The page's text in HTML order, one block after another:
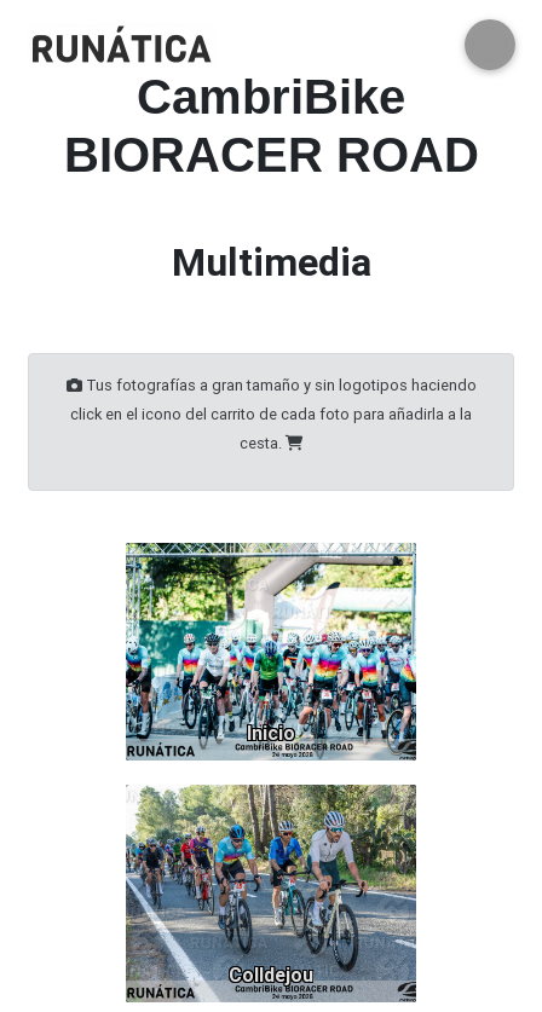
CambriBike
BIORACER ROAD
Multimedia
Tus fotografías a gran tamaño y sin logotipos haciendo
click en el icono del carrito de cada foto para añadirla a la
cesta.
Inicio
297
Colldejou
226